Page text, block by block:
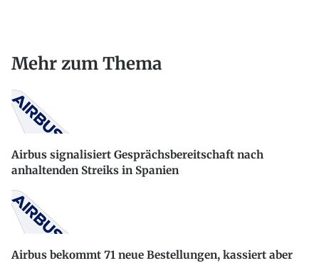
Mehr zum Thema
Airbus signalisiert Gesprächsbereitschaft nach
anhaltenden Streiks in Spanien
Airbus bekommt 71 neue Bestellungen, kassiert aber